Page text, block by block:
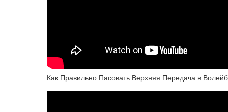
Как Правильно Пасовать Верхняя Передача в